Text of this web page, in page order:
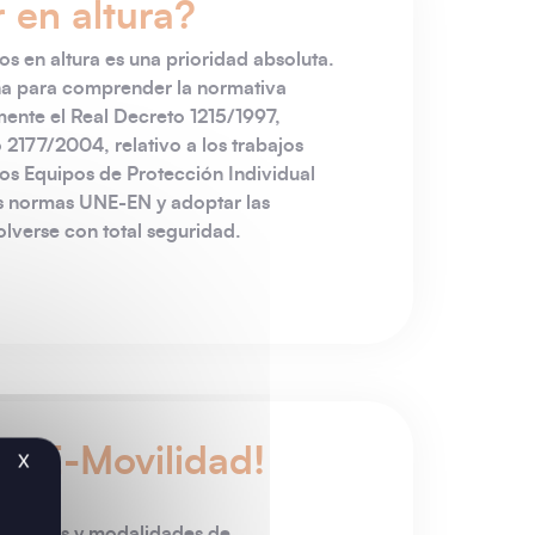
en altura?
en altura es una prioridad absoluta.
para comprender la normativa
el Real Decreto 1215/1997,
2004, relativo a los trabajos
Equipos de Protección Individual
UNE-EN y adoptar las
con total seguridad.
la E-Movilidad!
X